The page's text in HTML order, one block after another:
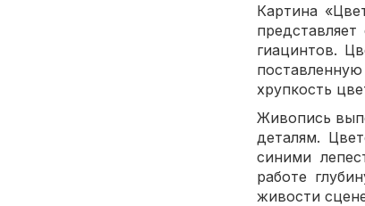
Картина
гиацинтов.
хрупкость
Живопись
деталям.
синими
работе
живости